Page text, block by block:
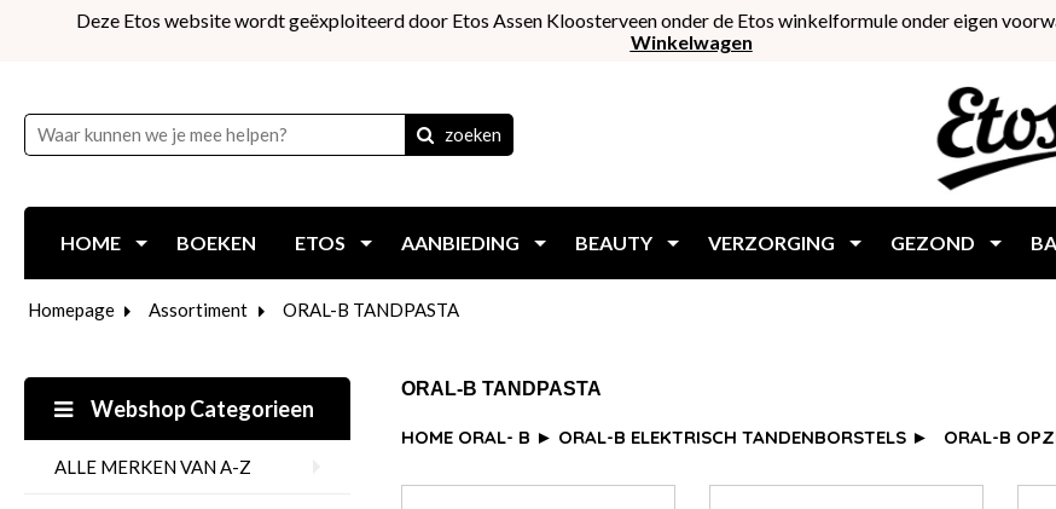
Deze Etos website wordt geëxploiteerd door Etos Assen Kloosterveen onder de Etos winkelformule onder eigen
Winkelwagen
zoeken
HOME BOEKEN ETOS AANBIEDING BEAUTY VERZORGING GEZOND
Homepage Assortiment ORAL-B TANDPASTA
Webshop Categorieen
ALLE MERKEN VAN A-Z
ORAL-B TANDPASTA
HOME ORAL- B ► ORAL-B ELEKTRISCH TANDENBORSTELS ► ORAL-B